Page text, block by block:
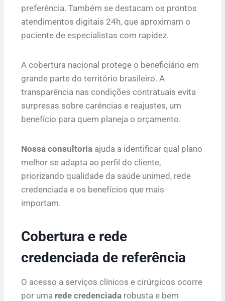
preferência. Também se destacam os prontos
atendimentos digitais 24h, que aproximam o
paciente de especialistas com rapidez.
A cobertura nacional protege o beneficiário em
grande parte do território brasileiro. A
transparência nas condições contratuais evita
surpresas sobre carências e reajustes, um
benefício para quem planeja o orçamento.
Nossa consultoria ajuda a identificar qual plano
melhor se adapta ao perfil do cliente,
priorizando qualidade da saúde unimed, rede
credenciada e os benefícios que mais
importam.
Cobertura e rede
credenciada de referência
O acesso a serviços clínicos e cirúrgicos ocorre
por uma rede credenciada robusta e bem